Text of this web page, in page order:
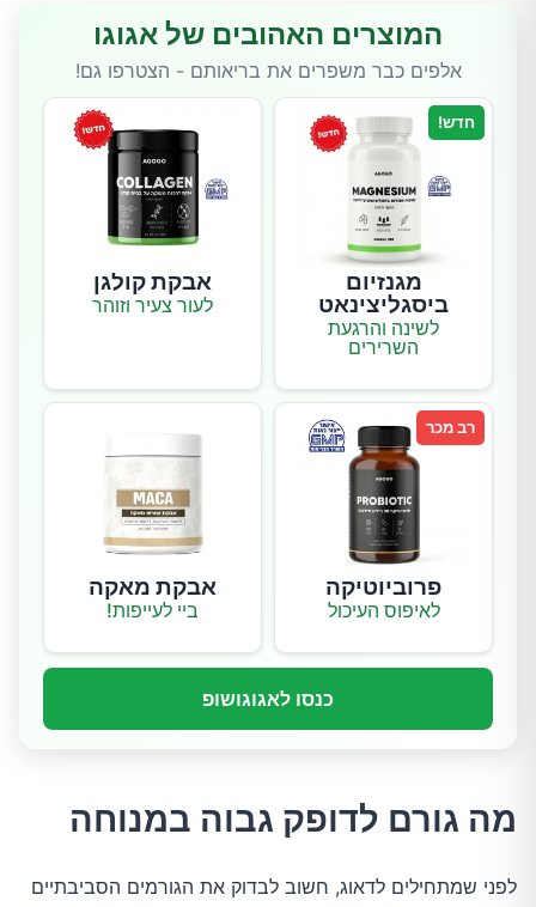
המוצרים האהובים של אגוגו
אלפים כבר משפרים את בריאותם - הצטרפו גם!
חדש!
מגנזיום
ביסגליצינאט
לשינה והרגעת
השרירים
אבקת קולגן
לעור צעיר וזוהר
רב מכר
פרוביוטיקה
לאיפוס העיכול
אבקת מאקה
ביי לעייפות!
כנסו לאגוגושופ
מה גורם לדופק גבוה במנוחה
לפני שמתחילים לדאוג, חשוב לבדוק את הגורמים הסביבתיים